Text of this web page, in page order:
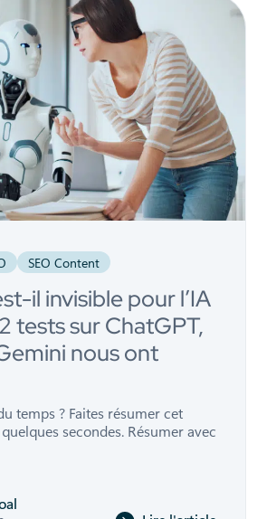
SEO Content
il invisible pour l’IA
tests sur ChatGPT,
nous ont
temps ? Faites résumer cet
secondes. Résumer avec